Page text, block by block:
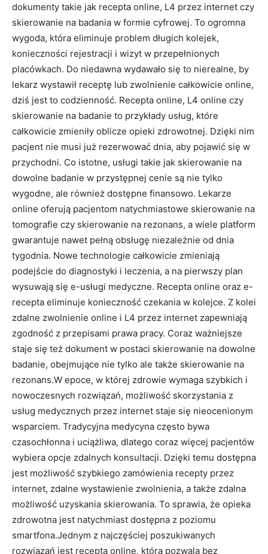
dokumenty takie jak recepta online, L4 przez internet czy
skierowanie na badania w formie cyfrowej. To ogromna
wygoda, która eliminuje problem długich kolejek,
konieczności rejestracji i wizyt w przepełnionych
placówkach. Do niedawna wydawało się to nierealne, by
lekarz wystawił receptę lub zwolnienie całkowicie online,
dziś jest to codzienność. Recepta online, L4 online czy
skierowanie na badanie to przykłady usług, które
całkowicie zmieniły oblicze opieki zdrowotnej. Dzięki nim
pacjent nie musi już rezerwować dnia, aby pojawić się w
przychodni. Co istotne, usługi takie jak skierowanie na
dowolne badanie w przystępnej cenie są nie tylko
wygodne, ale również dostępne finansowo. Lekarze
online oferują pacjentom natychmiastowe skierowanie na
tomografie czy skierowanie na rezonans, a wiele platform
gwarantuje nawet pełną obsługę niezależnie od dnia
tygodnia. Nowe technologie całkowicie zmieniają
podejście do diagnostyki i leczenia, a na pierwszy plan
wysuwają się e-usługi medyczne. Recepta online oraz e-
recepta eliminuje konieczność czekania w kolejce. Z kolei
zdalne zwolnienie online i L4 przez internet zapewniają
zgodność z przepisami prawa pracy. Coraz ważniejsze
staje się też dokument w postaci skierowanie na dowolne
badanie, obejmujące nie tylko ale także skierowanie na
rezonans.W epoce, w której zdrowie wymaga szybkich i
nowoczesnych rozwiązań, możliwość skorzystania z
usług medycznych przez internet staje się nieocenionym
wsparciem. Tradycyjna medycyna często bywa
czasochłonna i uciążliwa, dlatego coraz więcej pacjentów
wybiera opcje zdalnych konsultacji. Dzięki temu dostępna
jest możliwość szybkiego zamówienia recepty przez
internet, zdalne wystawienie zwolnienia, a także zdalna
możliwość uzyskania skierowania. To sprawia, że opieka
zdrowotna jest natychmiast dostępna z poziomu
smartfona.Jednym z najczęściej poszukiwanych
rozwiązań jest recepta online, która pozwala bez